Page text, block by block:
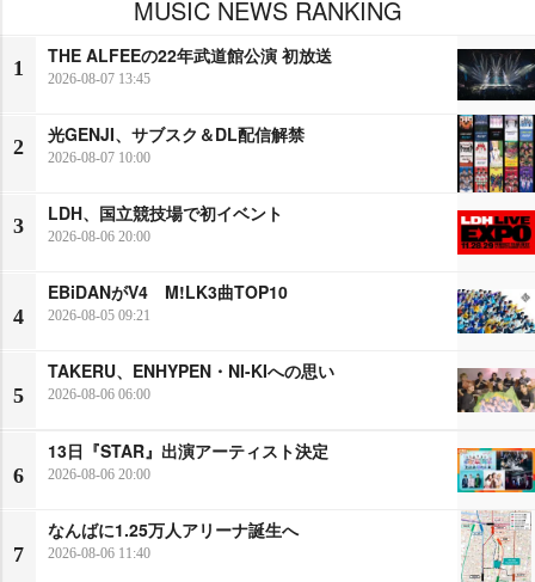
MUSIC NEWS RANKING
1
THE ALFEEの22年武道館公演 初放送
2026-08-07 13:45
2
光GENJI、サブスク＆DL配信解禁
2026-08-07 10:00
3
LDH、国立競技場で初イベント
2026-08-06 20:00
4
EBiDANがV4 M!LK3曲TOP10
2026-08-05 09:21
5
TAKERU、ENHYPEN・NI-KIへの思い
2026-08-06 06:00
6
13日『STAR』出演アーティスト決定
2026-08-06 20:00
7
なんばに1.25万人アリーナ誕生へ
2026-08-06 11:40